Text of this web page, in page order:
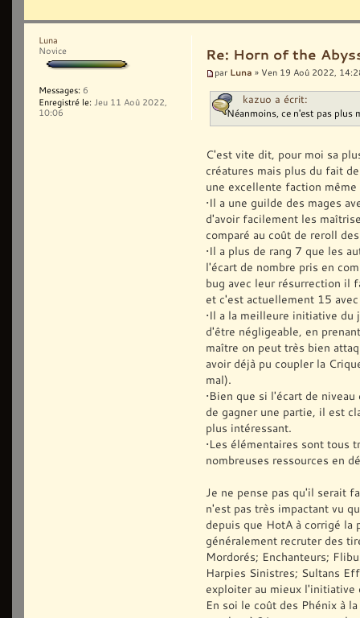
Re: Horn of the
par Luna » Ven 19 Aoû 2022,
kazuo a écrit:
Néanmoins, ce n'est pas plus
C'est vite dit, pour moi sa
créatures mais plus du fait
une excellente faction même
•Il a une guilde des mages
d'avoir facilement les
comparé au coût de reroll
•Il a plus de rang 7 que les
l'écart de nombre pris en
bug avec leur résurrection il
et c'est actuellement 15
•Il a la meilleure initiative
d'être négligeable, en
maître on peut très bien
avoir déjà pu coupler la
mal).
•Bien que si l'écart de
de gagner une partie, il est
plus intéressant.
•Les élémentaires sont tous
nombreuses ressources en
Je ne pense pas qu'il serait
n'est pas très impactant vu
depuis que HotA à corrigé la
généralement recruter des
Mordorés; Enchanteurs;
Harpies Sinistres; Sultans
exploiter au mieux l'initiative
En soi le coût des Phénix à
Luna
Novice
Messages: 6
Enregistré le: Jeu 11 Aoû 2022,
10:06